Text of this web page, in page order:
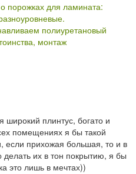
порожках для ламината:
полиуретановый
монтаж
широкий плинтус, богато и
помещениях я бы такой
если прихожая большая, то и в
их в тон покрытию, я бы
это лишь в мечтах))